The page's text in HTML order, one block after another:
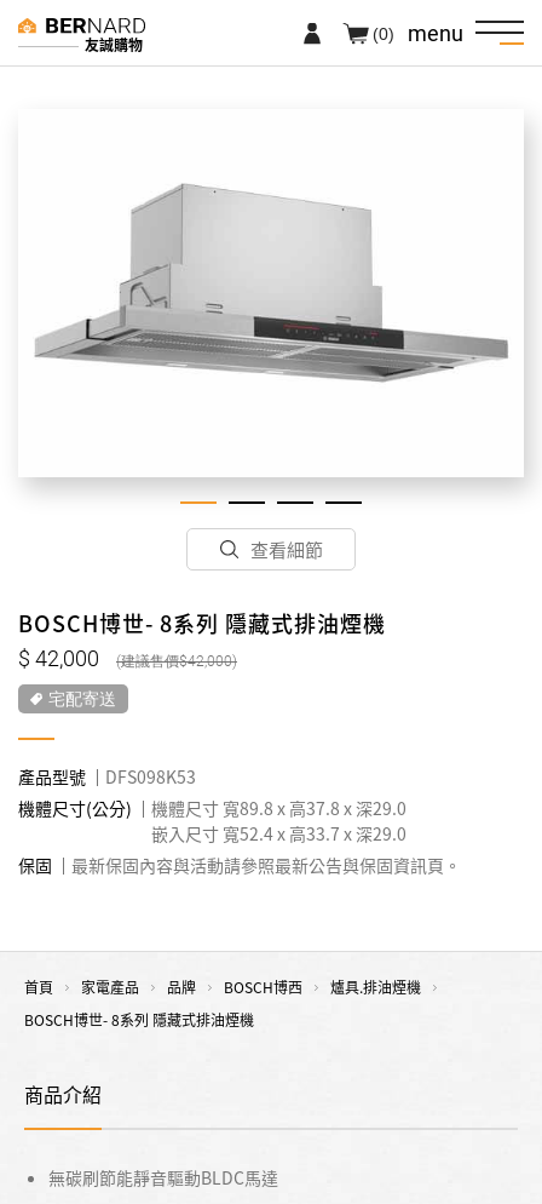
友誠購物 menu
(0)
查看細節
BOSCH博世- 8系列 隱藏式排油煙機
42,000 42,000
宅配寄送
產品型號
DFS098K53
機體尺寸(公分)
機體尺寸 寬89.8 x 高37.8 x 深29.0
嵌入尺寸 寬52.4 x 高33.7 x 深29.0
保固
最新保固內容與活動請參照最新公告與保固資訊頁。
首頁 家電產品 品牌 BOSCH博西
爐具.排油煙機
BOSCH博世- 8系列 隱藏式排油煙機
商品介紹
無碳刷節能靜音驅動BLDC馬達